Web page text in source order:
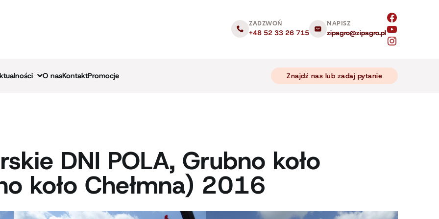
ZADZWOŃ
+48 52 33 26 715
NAPISZ
zipagro@zipagro.pl
O nasKontaktPromocje Znajdź nas lub zadaj pytanie
DNI POLA, Grubno koło
koło Chełmna) 2016